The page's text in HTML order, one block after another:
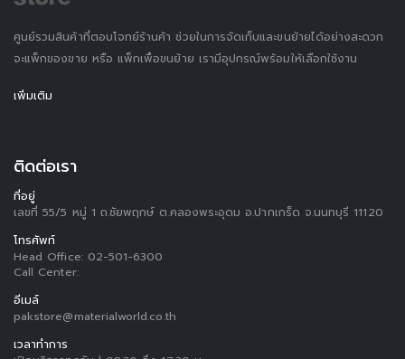
ศูนย์รวมสินค้าที่ตอบโจทย์ร้านค้า ช่วยในการจัดเก็บและขนย้ายได้อย่างสะดวก
จะแพ็กของขาย หรือ แพ็กเพื่อขนย้าย เรามีอุปกรณ์พร้อมให้เลือกใช้งาน
เพิ่มเติม
ติดต่อเรา
ที่อยู่
เลขที่ 55/5 หมู่ 1 ถ.ชัยพฤกษ์ ต.คลองพระอุดม อ.ปากเกร็ด จ.นนทบุรี 11120
โทรศัพท์
Head Office: 02-501-6300
Call Center:
อีเมล์
pakstore@materialworld.co.th
เวลาทำการ